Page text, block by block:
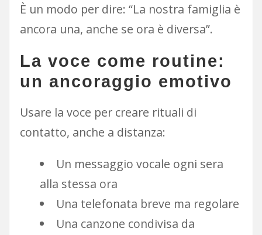
È un modo per dire: “La nostra famiglia è
ancora una, anche se ora è diversa”.
La voce come routine:
un ancoraggio emotivo
Usare la voce per creare rituali di
contatto, anche a distanza:
Un messaggio vocale ogni sera
alla stessa ora
Una telefonata breve ma regolare
Una canzone condivisa da